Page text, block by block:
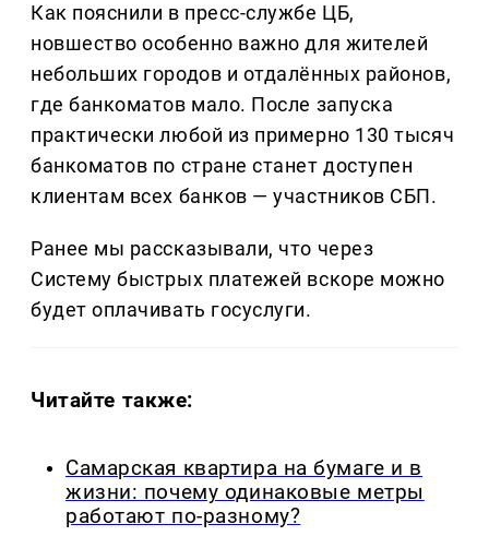
Как пояснили в пресс-службе ЦБ,
новшество особенно важно для жителей
небольших городов и отдалённых районов,
где банкоматов мало. После запуска
практически любой из примерно 130 тысяч
банкоматов по стране станет доступен
клиентам всех банков — участников СБП.
Ранее мы рассказывали, что через
Систему быстрых платежей вскоре можно
будет оплачивать госуслуги.
Читайте также:
Самарская квартира на бумаге и в
жизни: почему одинаковые метры
работают по-разному?